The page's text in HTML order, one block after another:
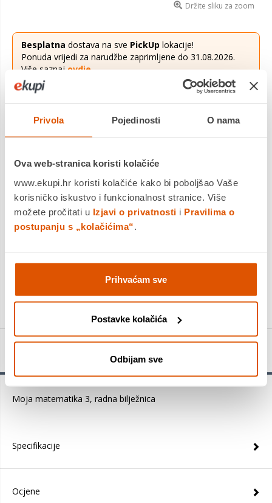
Privola Pojedinosti O nama
Ova web-stranica koristi kolačiće
www.ekupi.hr koristi kolačiće kako bi poboljšao Vaše
korisničko iskustvo i funkcionalnost stranice. Više
možete pročitati u Izjavi o privatnosti i Pravilima o
postupanju s „kolačićima“
Prihvaćam sve
Postavke kolačića
Odbijam sve
Držite sliku za zoom
Besplatna dostava na sve PickUp lokacije!
Ponuda vrijedi za narudžbe zaprimljene do 31.08.2026.
Više saznajovdje.
Cijena 9,00 €
Dostavljamo već od20.08.2026
jednokratno i na rate
Povrat robe moguć unutar 14 dana
DODAJTE U KOŠARICU
KUPITE ODMAH
Moja matematika 3, radna bilježnica
Specifikacije
Ocjene